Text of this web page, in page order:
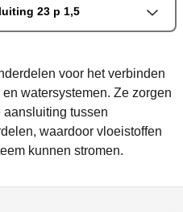
23 p 1,5
voor het verbinden
watersystemen. Ze zorgen
tussen
waardoor vloeistoffen
kunnen stromen.